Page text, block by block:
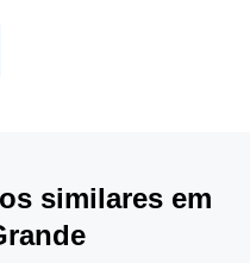
similares em